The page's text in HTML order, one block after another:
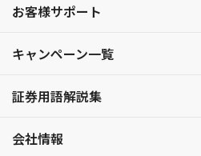
お客様サポート
キャンペーン一覧
証券用語解説集
会社情報